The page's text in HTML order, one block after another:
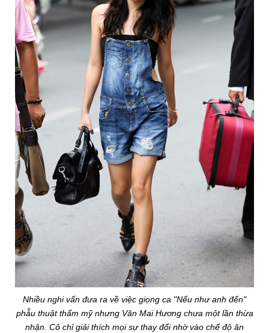
Nhiều nghi vấn đưa ra về việc giọng ca "Nếu như anh đến"
phẫu thuật thẩm mỹ nhưng Văn Mai Hương chưa một lần thừa
nhận. Cô chỉ giải thích mọi sự thay đổi nhờ vào chế độ ăn